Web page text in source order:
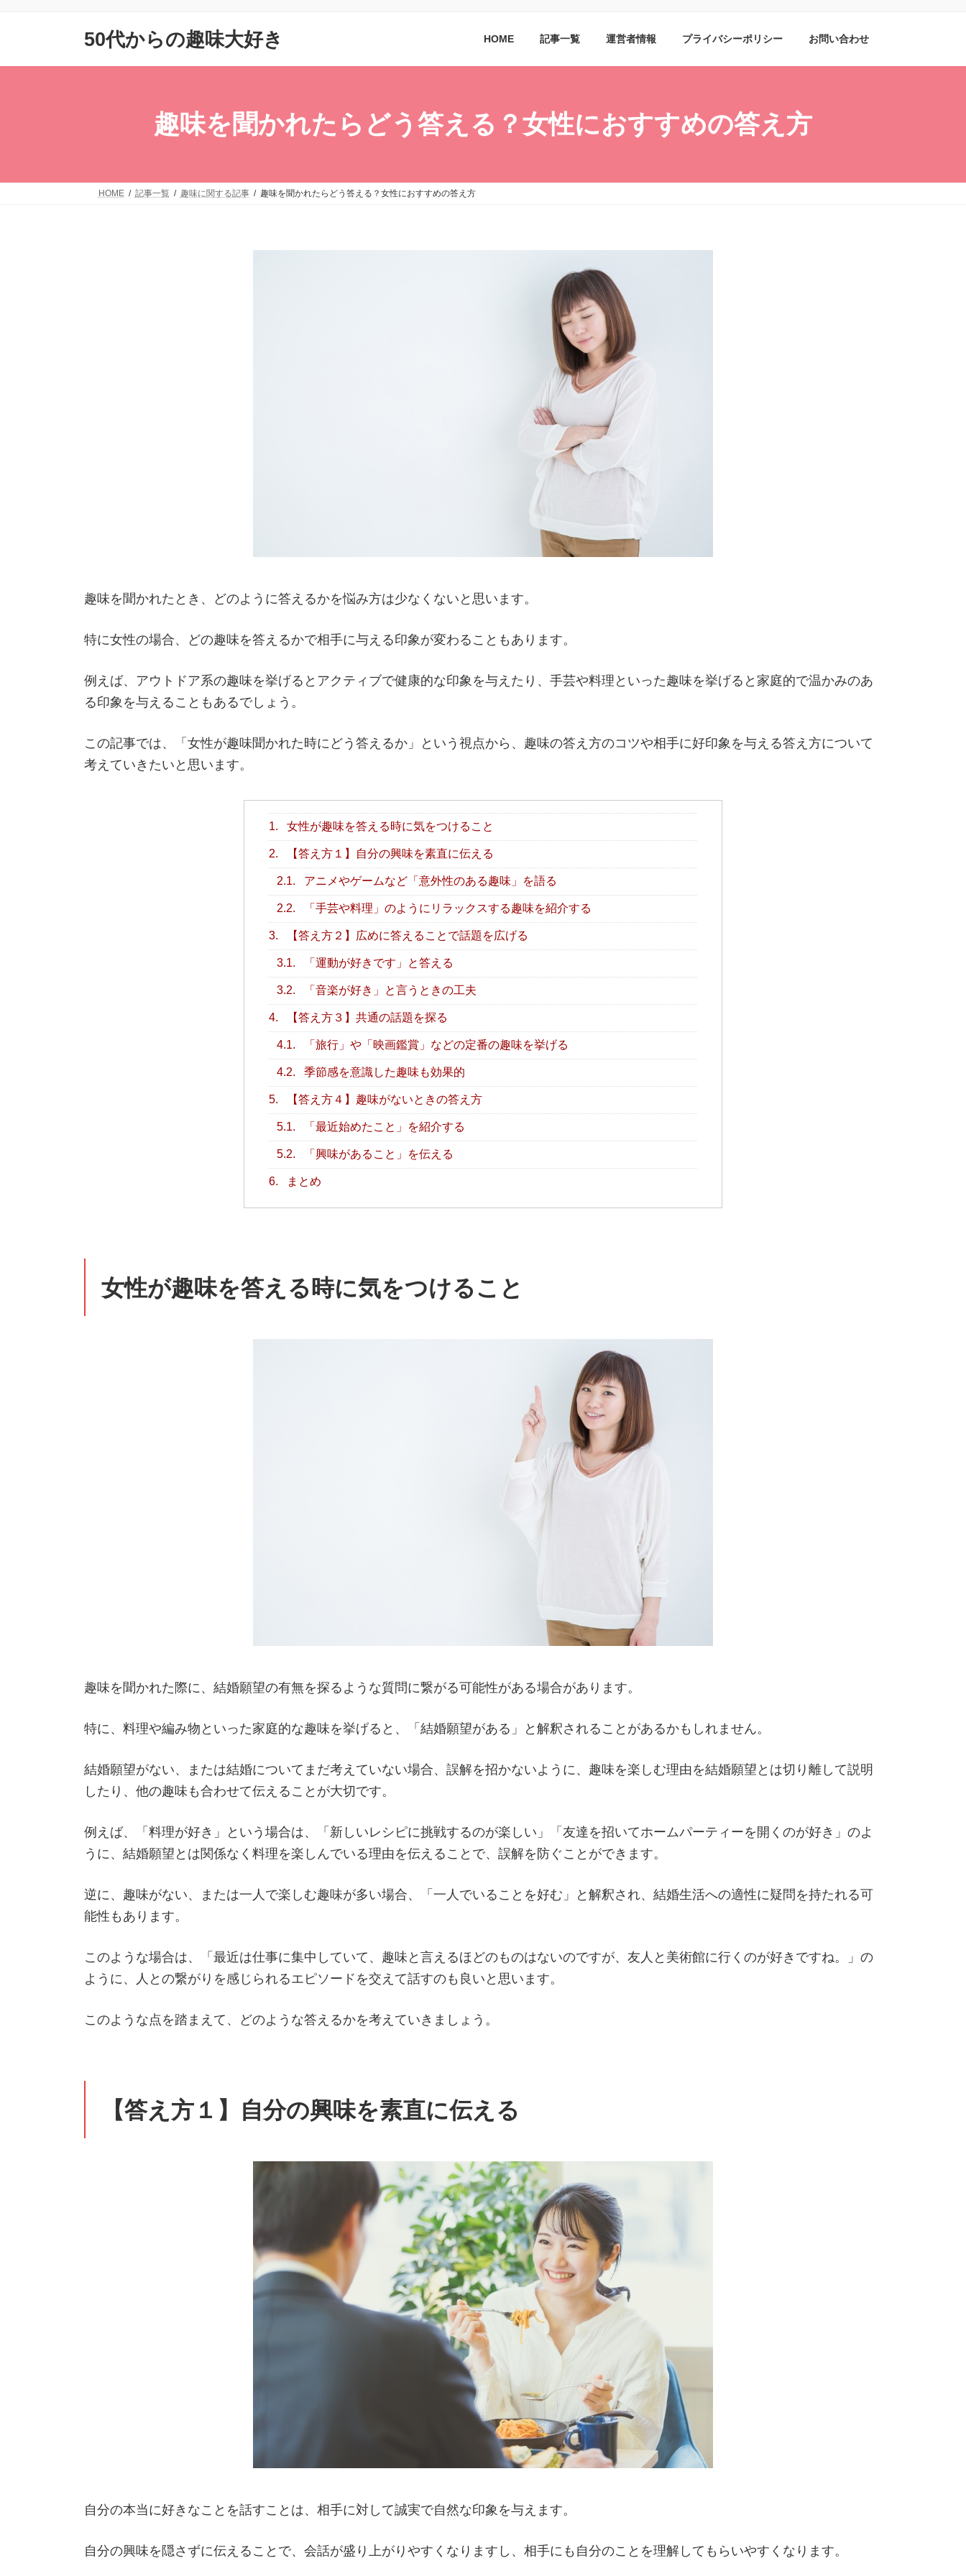
50代からの趣味大好き HOME 記事一覧 運営者情報 プライバシーポリシー お問い合わせ
趣味を聞かれたらどう答える？女性におすすめの答え方
HOME 記事一覧 趣味に関する記事 趣味を聞かれたらどう答える？女性におすすめの答え方
趣味を聞かれたとき、どのように答えるかを悩み方は少なくないと思います。
特に女性の場合、どの趣味を答えるかで相手に与える印象が変わることもあります。
例えば、アウトドア系の趣味を挙げるとアクティブで健康的な印象を与えたり、手芸や料理といった趣味を挙げると家庭的で温かみのあ
る印象を与えることもあるでしょう。
この記事では、「女性が趣味聞かれた時にどう答えるか」という視点から、趣味の答え方のコツや相手に好印象を与える答え方について
考えていきたいと思います。
1. 女性が趣味を答える時に気をつけること
2. 【答え方１】自分の興味を素直に伝える
2.1. アニメやゲームなど「意外性のある趣味」を語る
2.2. 「手芸や料理」のようにリラックスする趣味を紹介する
3. 【答え方２】広めに答えることで話題を広げる
3.1. 「運動が好きです」と答える
3.2. 「音楽が好き」と言うときの工夫
4. 【答え方３】共通の話題を探る
4.1. 「旅行」や「映画鑑賞」などの定番の趣味を挙げる
4.2. 季節感を意識した趣味も効果的
5. 【答え方４】趣味がないときの答え方
5.1. 「最近始めたこと」を紹介する
5.2. 「興味があること」を伝える
6. まとめ
女性が趣味を答える時に気をつけること
趣味を聞かれた際に、結婚願望の有無を探るような質問に繋がる可能性がある場合があります。
特に、料理や編み物といった家庭的な趣味を挙げると、「結婚願望がある」と解釈されることがあるかもしれません。
結婚願望がない、または結婚についてまだ考えていない場合、誤解を招かないように、趣味を楽しむ理由を結婚願望とは切り離して説明
したり、他の趣味も合わせて伝えることが大切です。
例えば、「料理が好き」という場合は、「新しいレシピに挑戦するのが楽しい」「友達を招いてホームパーティーを開くのが好き」のよ
うに、結婚願望とは関係なく料理を楽しんでいる理由を伝えることで、誤解を防ぐことができます。
逆に、趣味がない、または一人で楽しむ趣味が多い場合、「一人でいることを好む」と解釈され、結婚生活への適性に疑問を持たれる可
能性もあります。
このような場合は、「最近は仕事に集中していて、趣味と言えるほどのものはないのですが、友人と美術館に行くのが好きですね。」の
ように、人との繋がりを感じられるエピソードを交えて話すのも良いと思います。
このような点を踏まえて、どのような答えるかを考えていきましょう。
【答え方１】自分の興味を素直に伝える
自分の本当に好きなことを話すことは、相手に対して誠実で自然な印象を与えます。
自分の興味を隠さずに伝えることで、会話が盛り上がりやすくなりますし、相手にも自分のことを理解してもらいやすくなります。